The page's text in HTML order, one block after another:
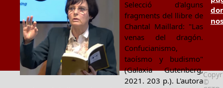
Selecció d'alguns
fragments del llibre de
Chantal Maillard: "Las
venas del dragón.
Confucianismo,
taoísmo y budismo"
(Galaxia Gutenberg,
2021. 203 p.). L'autora
nos
©